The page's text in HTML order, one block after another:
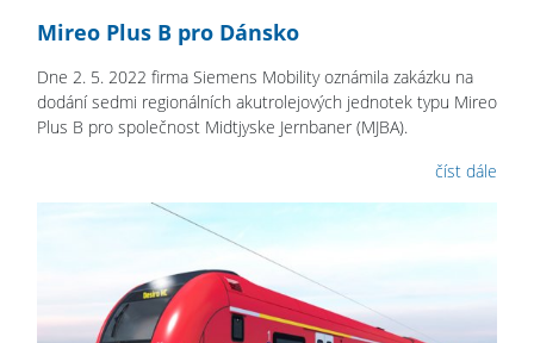
Mireo Plus B pro Dánsko
Dne 2. 5. 2022 firma Siemens Mobility oznámila zakázku na
dodání sedmi regionálních akutrolejových jednotek typu Mireo
Plus B pro společnost Midtjyske Jernbaner (MJBA).
číst dále